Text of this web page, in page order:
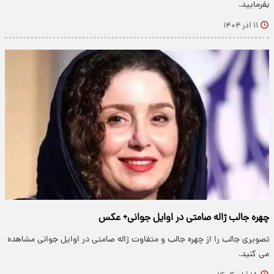
بفرمایید.
۱۱ آذر ۱۴۰۴
چهره جالب ژاله صامتی در اوایل جوانی+ عکس
تصویری جالب را از چهره جالب و متفاوت ژاله صامتی در اوایل جوانی مشاهده
می کنید.